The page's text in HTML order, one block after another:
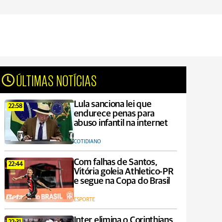
ÚLTIMAS NOTÍCIAS
22:58
Lula sanciona lei que
endurece penas para
abuso infantil na internet
COTIDIANO
22:44
Com falhas de Santos,
Vitória goleia Athletico-PR
e segue na Copa do Brasil
ESPORTE